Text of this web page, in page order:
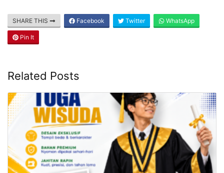
SHARE THIS Facebook Twitter WhatsApp
Pin It
Related Posts